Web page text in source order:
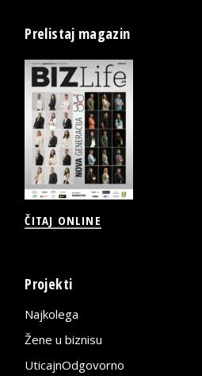
Prelistaj magazin
ČITAJ ONLINE
Projekti
Najkolega
Žene u biznisu
UticajnOdgovorno